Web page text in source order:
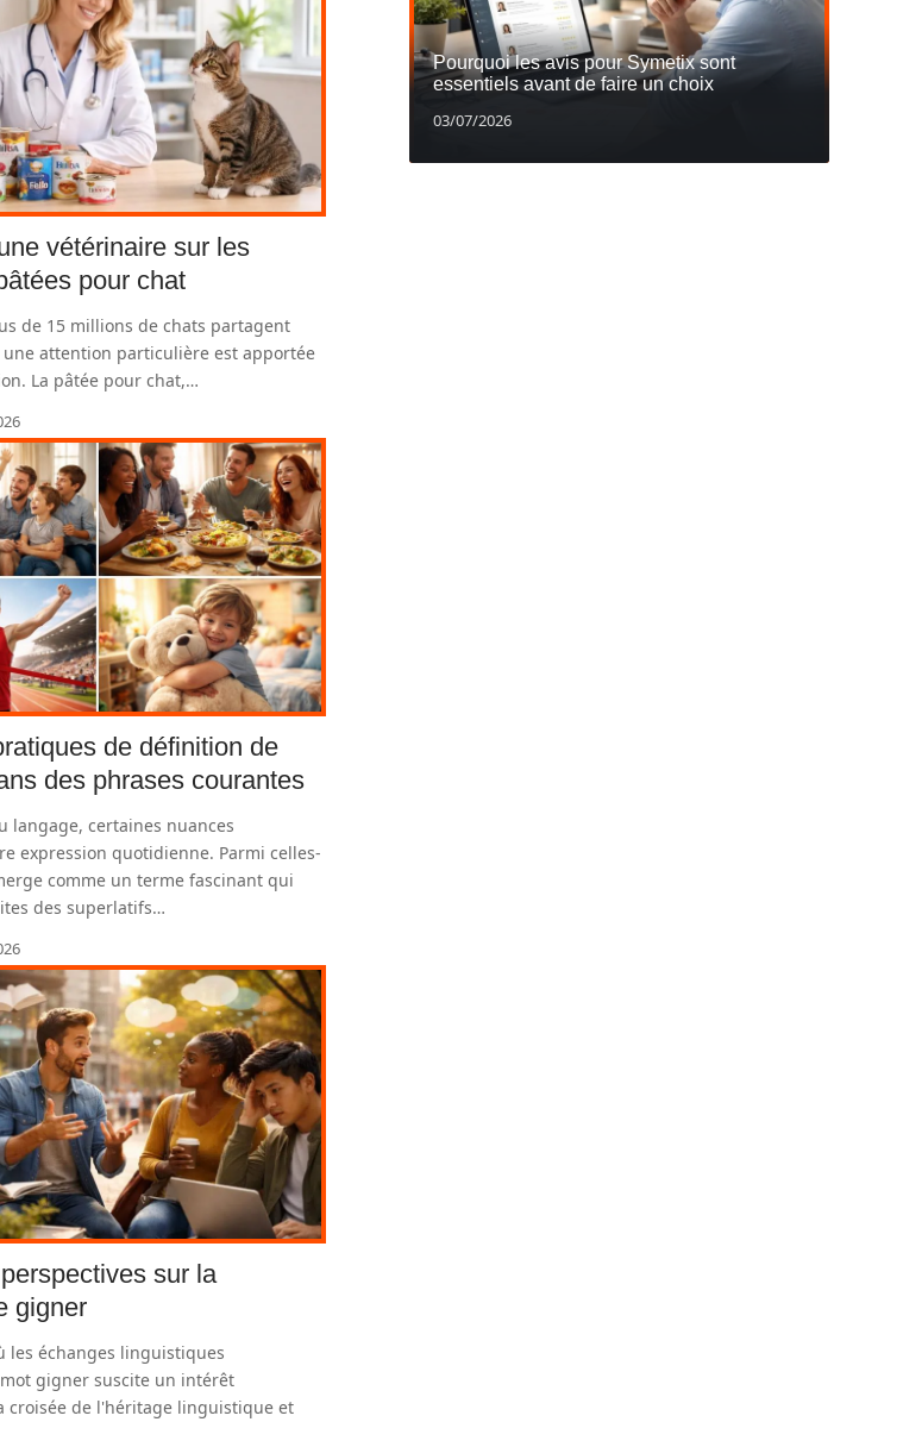
vétérinaire sur les
pour chat
de 15 millions de chats partagent
attention particulière est apportée
La pâtée pour chat,…
de définition de
des phrases courantes
langage, certaines nuances
expression quotidienne. Parmi celles-
comme un terme fascinant qui
des superlatifs…
sur la
gigner
les échanges linguistiques
gigner suscite un intérêt
croisée de l'héritage linguistique et
Pourquoi les avis pour Symetix sont
essentiels avant de faire un choix
03/07/2026